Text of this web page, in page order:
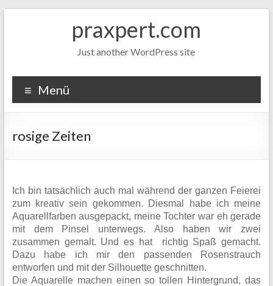
praxpert.com
Just another WordPress site
Menü
rosige Zeiten
Ich bin tatsächlich auch mal während der ganzen Feierei
zum kreativ sein gekommen. Diesmal habe ich meine
Aquarellfarben ausgepackt, meine Tochter war eh gerade
mit dem Pinsel unterwegs. Also haben wir zwei
zusammen gemalt. Und es hat richtig Spaß gemacht.
Dazu habe ich mir den passenden Rosenstrauch
entworfen und mit der Silhouette geschnitten.
Die Aquarelle machen einen so tollen Hintergrund, das